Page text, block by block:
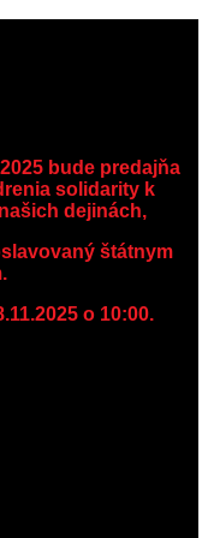
bude predajňa
solidarity k
dejinách,
štátnym
o 10:00.